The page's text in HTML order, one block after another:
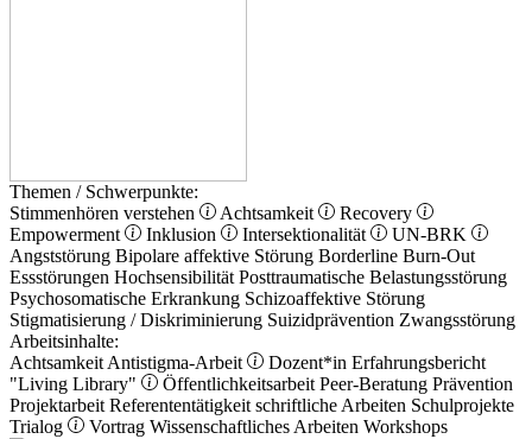
Themen / Schwerpunkte:
Stimmenhören verstehen
Achtsamkeit
Recovery
Empowerment
Inklusion Intersektionalität
UN-BRK
Angststörung Bipolare affektive Störung Borderline Burn-Out
Essstörungen Hochsensibilität Posttraumatische Belastungsstörung
Psychosomatische Erkrankung Schizoaffektive Störung
Stigmatisierung / Diskriminierung Suizidprävention Zwangsstörung
Arbeitsinhalte:
Achtsamkeit Antistigma-Arbeit Dozent*in Erfahrungsbericht
"Living Library"
Öffentlichkeitsarbeit Peer-Beratung Prävention
Projektarbeit Referententätigkeit schriftliche Arbeiten Schulprojekte
Trialog
Vortrag Wissenschaftliches Arbeiten Workshops